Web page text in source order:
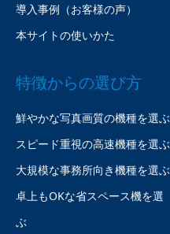
導入事例（お客様の声）
本サイトの使いかた
特徴からの選び方
鮮やかな写真画質の機種を選ぶ
スピード重視の高速機種を選ぶ
大規模な事務所向き機種を選ぶ
卓上もOKな省スペース機を選
ぶ